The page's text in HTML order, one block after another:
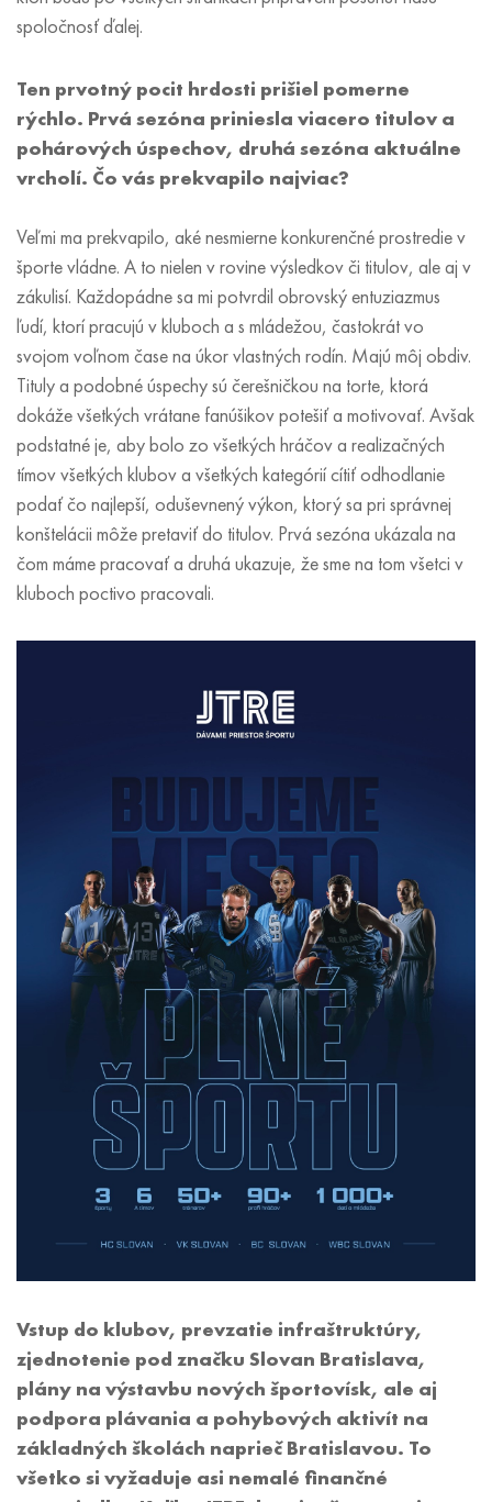
spoločnosť ďalej.
Ten prvotný pocit hrdosti prišiel pomerne
rýchlo. Prvá sezóna priniesla viacero titulov a
pohárových úspechov, druhá sezóna aktuálne
vrcholí. Čo vás prekvapilo najviac?
Veľmi ma prekvapilo, aké nesmierne konkurenčné prostredie v
športe vládne. A to nielen v rovine výsledkov či titulov, ale aj v
zákulisí. Každopádne sa mi potvrdil obrovský entuziazmus
ľudí, ktorí pracujú v kluboch a s mládežou, častokrát vo
svojom voľnom čase na úkor vlastných rodín. Majú môj obdiv.
Tituly a podobné úspechy sú čerešničkou na torte, ktorá
dokáže všetkých vrátane fanúšikov potešiť a motivovať. Avšak
podstatné je, aby bolo zo všetkých hráčov a realizačných
tímov všetkých klubov a všetkých kategórií cítiť odhodlanie
podať čo najlepší, oduševnený výkon, ktorý sa pri správnej
konštelácii môže pretaviť do titulov. Prvá sezóna ukázala na
čom máme pracovať a druhá ukazuje, že sme na tom všetci v
kluboch poctivo pracovali.
Vstup do klubov, prevzatie infraštruktúry,
zjednotenie pod značku Slovan Bratislava,
plány na výstavbu nových športovísk, ale aj
podpora plávania a pohybových aktivít na
základných školách naprieč Bratislavou. To
všetko si vyžaduje asi nemalé finančné